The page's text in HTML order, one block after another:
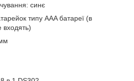
синє
типу AAA батареї (в
входять)